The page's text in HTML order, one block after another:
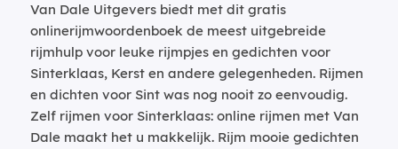
Van Dale Uitgevers biedt met dit gratis
onlinerijmwoordenboek de meest uitgebreide
rijmhulp voor leuke rijmpjes en gedichten voor
Sinterklaas, Kerst en andere gelegenheden. Rijmen
en dichten voor Sint was nog nooit zo eenvoudig.
Zelf rijmen voor Sinterklaas: online rijmen met Van
Dale maakt het u makkelijk. Rijm mooie gedichten